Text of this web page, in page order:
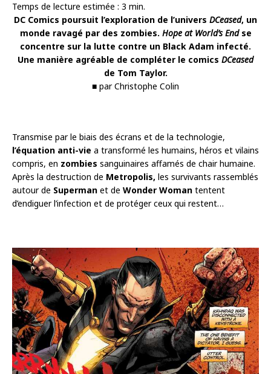
Temps de lecture estimée : 3 min.
DC Comics poursuit l’exploration de l’univers DCeased, un
monde ravagé par des zombies. Hope at World’s Endse
concentre sur la lutte contre un Black Adam infecté.
Une manière agréable de compléter le comics DCeased
de Tom Taylor.
■ par Christophe Colin
Transmise par le biais des écrans et de la technologie,
l’équation anti-vie a transformé les humains, héros et vilains
compris, en zombies sanguinaires affamés de chair humaine.
Après la destruction de Metropolis, les survivants rassemblés
autour de Superman et de Wonder Woman tentent
d’endiguer l’infection et de protéger ceux qui restent…